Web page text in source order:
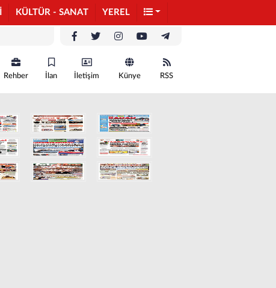
KÜLTÜR - SANAT YEREL
Rehber İlan İletişim Künye RSS